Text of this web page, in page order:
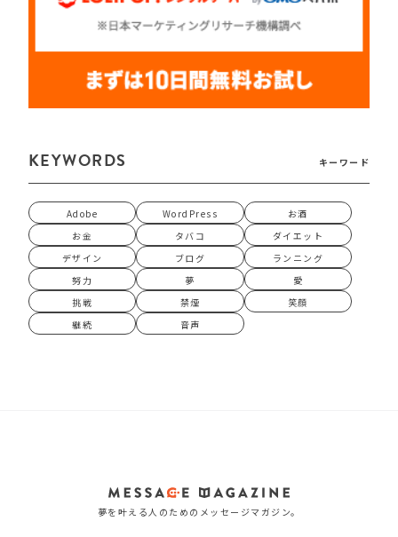
KEYWORDS キーワード
Adobe WordPress
お酒
お金
タバコ
ダイエット
デザイン
ブログ
ランニング
努力
夢
愛
挑戦
禁煙
笑顔
継続
音声
夢を叶える人のためのメッセージマガジン。